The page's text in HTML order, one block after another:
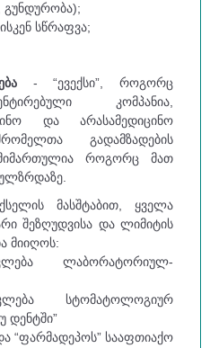
სწრაფვა;
- “ევექსი”, როგორც
კომპანია,
და არასამედიცინო
გადამზადების
როგორც მათ
მასშტაბით, ყველა
შეზღუდვისა და ლიმიტის
მიიღოს:
ლაბორატორიულ-
სტომატოლოგიურ
დენტში”
“ფარმადეპოს” სააფთიაქო